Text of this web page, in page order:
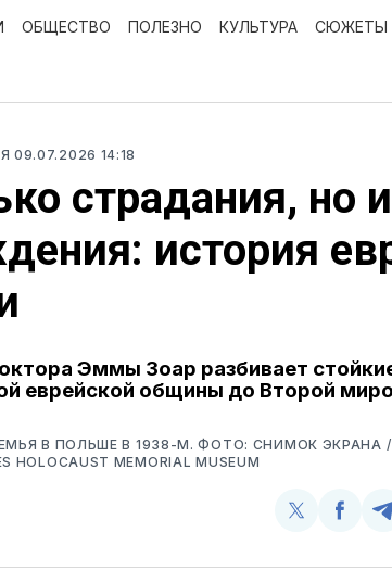
ОБЩЕСТВО ПОЛЕЗНО КУЛЬТУРА СЮЖЕТЫ
09.07.2026 14:18
страдания, но и
история
Эммы Зоар разбивает
еврейской общины до Второй
В ПОЛЬШЕ В 1938-М. ФОТО: СНИМОК ЭКРАНА /
HOLOCAUST MEMORIAL MUSEUM
Поделиться
Twitter